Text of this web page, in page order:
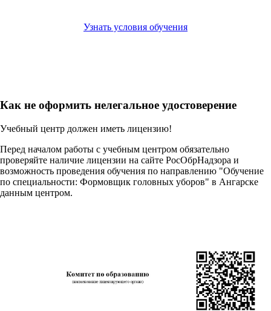
Узнать условия обучения
Как не оформить нелегальное удостоверение
Учебный центр должен иметь лицензию!
Перед началом работы с учебным центром обязательно
проверяйте наличие лицензии на сайте РосОбрНадзора и
возможность проведения обучения по направлению "Обучение
по специальности: Формовщик головных уборов" в Ангарске
данным центром.